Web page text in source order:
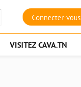
Connecter-vous
VISITEZ CAVA.TN